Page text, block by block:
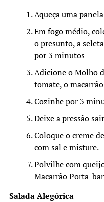
Aqueça uma
Em fogo médio,
o presunto, a
por 3 minutos
Adicione o Molho
tomate, o
Cozinhe por 3
Deixe a pressão
Coloque o creme
com sal e misture.
Polvilhe com
Macarrão Porta-
Salada Alegórica